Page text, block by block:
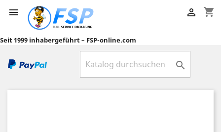
 shopping_cart

Seit 1999 inhabergeführt – FSP-online.com
